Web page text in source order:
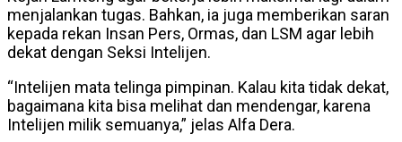
menjalankan tugas. Bahkan, ia juga memberikan saran
kepada rekan Insan Pers, Ormas, dan LSM agar lebih
dekat dengan Seksi Intelijen.
“Intelijen mata telinga pimpinan. Kalau kita tidak dekat,
bagaimana kita bisa melihat dan mendengar, karena
Intelijen milik semuanya,” jelas Alfa Dera.